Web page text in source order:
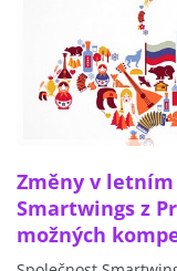
Změny v
Smartwings z
možných